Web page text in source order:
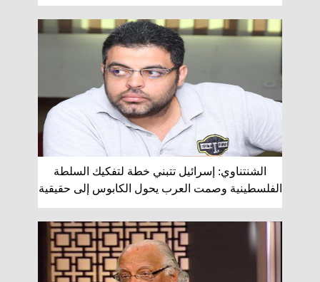
الشنتناوي: إسرائيل تتبني خطة لتفكيك السلطة
الفلسطينية وصمت العرب يحول الكابوس إلى حقيقية